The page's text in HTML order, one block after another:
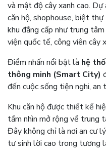
và mật độ cây xanh cao.
căn hộ, shophouse, biệt
khu đẳng cấp như trung
viện quốc tế, công viên cây
Điểm nhấn nổi bật là hệ
thông minh (Smart City)
đến cuộc sống tiện nghi, an
Khu căn hộ được thiết kế
tầm nhìn mở rộng về trung
Đây không chỉ là nơi an cư
tư sinh lời cao trong tương